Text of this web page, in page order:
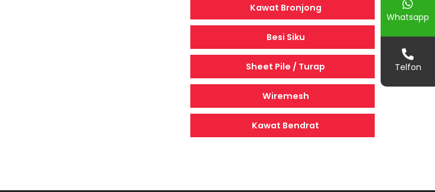
Kawat Bronjong
Besi Siku
Sheet Pile / Turap
Wiremesh
Kawat Bendrat
Whatsapp
Telfon